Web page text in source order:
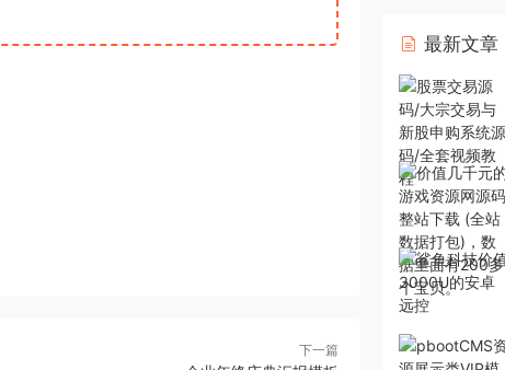
下一篇
最新文章